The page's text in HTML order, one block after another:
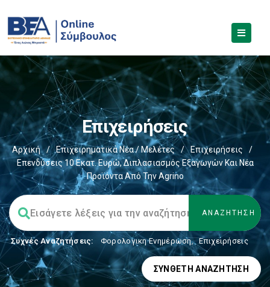
Επιχειρήσεις
Αρχική / Επιχειρηματικά Νέα / Μελέτες / Επιχειρήσεις
/
Επενδύσεις 10 Εκατ. Ευρώ, Διπλασιασμός Εξαγωγών Και Νέα
Προϊόντα Από Την Agrino
Συχνές Αναζητήσεις: Φορολογικη Ενημέρωση, Επιχειρήσεις
ΣΎΝΘΕΤΗ ΑΝΑΖΉΤΗΣΗ